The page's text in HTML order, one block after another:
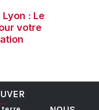
: Le
votre